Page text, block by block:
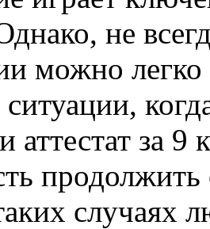
не
можно
аттестат за 9
продолжить